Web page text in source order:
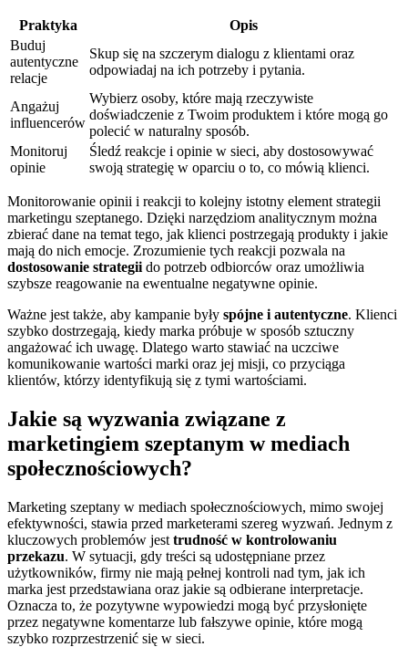
Praktyka
Opis
Buduj
autentyczne
relacje
Skup się na szczerym dialogu z klientami oraz
odpowiadaj na ich potrzeby i pytania.
Angażuj
influencerów
Wybierz osoby, które mają rzeczywiste
doświadczenie z Twoim produktem i które mogą go
polecić w naturalny sposób.
Monitoruj
opinie
Śledź reakcje i opinie w sieci, aby dostosowywać
swoją strategię w oparciu o to, co mówią klienci.
Monitorowanie opinii i reakcji to kolejny istotny element strategii
marketingu szeptanego. Dzięki narzędziom analitycznym można
zbierać dane na temat tego, jak klienci postrzegają produkty i jakie
mają do nich emocje. Zrozumienie tych reakcji pozwala na
dostosowanie strategii do potrzeb odbiorców oraz umożliwia
szybsze reagowanie na ewentualne negatywne opinie.
Ważne jest także, aby kampanie były spójne i autentyczne. Klienci
szybko dostrzegają, kiedy marka próbuje w sposób sztuczny
angażować ich uwagę. Dlatego warto stawiać na uczciwe
komunikowanie wartości marki oraz jej misji, co przyciąga
klientów, którzy identyfikują się z tymi wartościami.
Jakie są wyzwania związane z
marketingiem szeptanym w mediach
społecznościowych?
Marketing szeptany w mediach społecznościowych, mimo swojej
efektywności, stawia przed marketerami szereg wyzwań. Jednym z
kluczowych problemów jest trudność w kontrolowaniu
przekazu. W sytuacji, gdy treści są udostępniane przez
użytkowników, firmy nie mają pełnej kontroli nad tym, jak ich
marka jest przedstawiana oraz jakie są odbierane interpretacje.
Oznacza to, że pozytywne wypowiedzi mogą być przysłonięte
przez negatywne komentarze lub fałszywe opinie, które mogą
szybko rozprzestrzenić się w sieci.